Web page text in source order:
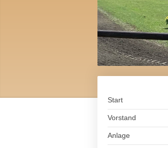
Start
Vorstand
Anlage